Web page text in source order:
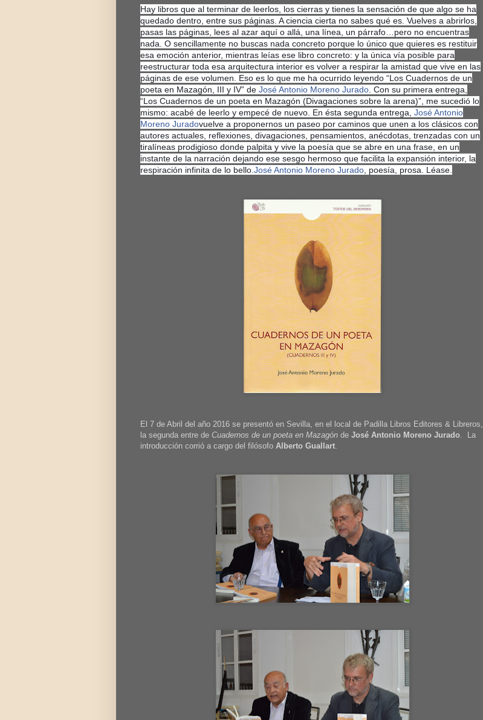
Hay libros que al terminar de leerlos, los cierras y tienes la sensación de que algo se ha
quedado dentro, entre sus páginas. A ciencia cierta no sabes qué es. Vuelves a abrirlos,
pasas las páginas, lees al azar aquí o allá, una línea, un párrafo…pero no encuentras
nada. O sencillamente no buscas nada concreto porque lo único que quieres es restituir
esa emoción anterior, mientras leías ese libro concreto: y la única vía posible para
reestructurar toda esa arquitectura interior es volver a respirar la amistad que vive en las
páginas de ese volumen. Eso es lo que me ha ocurrido leyendo “Los Cuadernos de un
poeta en Mazagón, III y IV” de José Antonio Moreno Jurado . Con su primera entrega,
“Los Cuadernos de un poeta en Mazagón (Divagaciones sobre la arena)”, me sucedió lo
mismo: acabé de leerlo y empecé de nuevo. En ésta segunda entrega, José Antonio
Moreno Juradovuelve a proponernos un paseo por caminos que unen a los clásicos con
autores actuales, reflexiones, divagaciones, pensamientos, anécdotas, trenzadas con un
tiralíneas prodigioso donde palpita y vive la poesía que se abre en una frase, en un
instante de la narración dejando ese sesgo hermoso que facilita la expansión interior, la
respiración infinita de lo bello. José Antonio Moreno Jurado , poesía, prosa. Léase.
El 7 de Abril del año 2016 se presentó en Sevilla, en el local de Padilla Libros Editores & Libreros,
la segunda entre de Cuadernos de un poeta en Mazagón de José Antonio Moreno Jurado. La
introducción corrió a cargo del filósofo Alberto Guallart.